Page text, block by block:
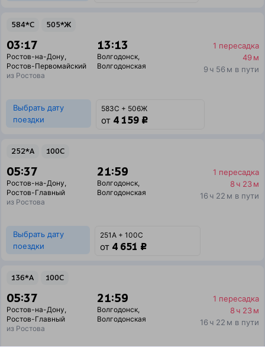
584*С 505*Ж
03:17
Ростов-на-Дону,
Ростов-Первомайский
из Ростова
13:13
Волгодонск,
Волгодонская
1 пересадка
49 м
9 ч 56 м в пути
Выбрать дату
поездки
583С + 506Ж
от 4 159 ₽
252*А 100С
05:37
Ростов-на-Дону,
Ростов-Главный
из Ростова
21:59
Волгодонск,
Волгодонская
1 пересадка
8 ч 23 м
16 ч 22 м в пути
Выбрать дату
поездки
251А + 100С
от 4 651 ₽
136*А 100С
05:37
Ростов-на-Дону,
Ростов-Главный
из Ростова
21:59
Волгодонск,
Волгодонская
1 пересадка
8 ч 23 м
16 ч 22 м в пути